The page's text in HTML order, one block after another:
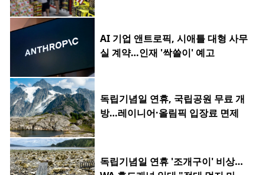
AI 기업 앤트로픽, 시애틀 대형 사무
실 계약…인재 '싹쓸이' 예고
독립기념일 연휴, 국립공원 무료 개
방…레이니어·올림픽 입장료 면제
독립기념일 연휴 '조개구이' 비상…